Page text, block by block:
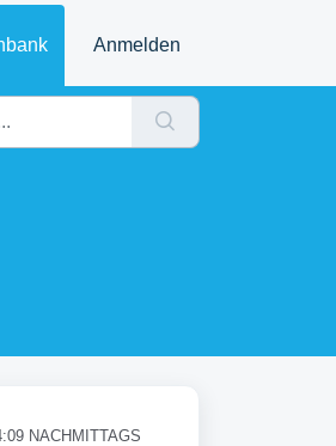
Anmelden
NACHMITTAGS